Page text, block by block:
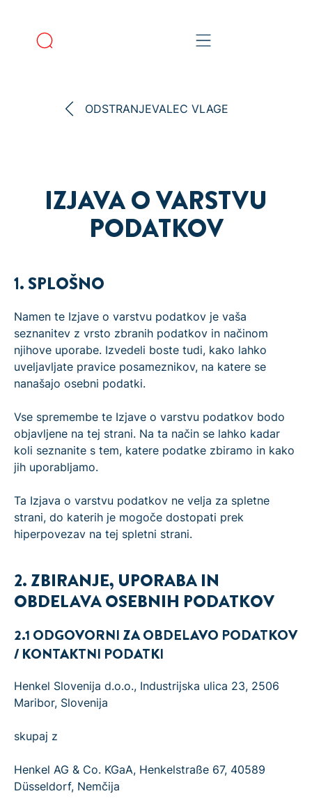
ODSTRANJEVALEC VLAGE
IZJAVA O VARSTVU
PODATKOV
1. SPLOŠNO
Namen te Izjave o varstvu podatkov je vaša
seznanitev z vrsto zbranih podatkov in načinom
njihove uporabe. Izvedeli boste tudi, kako lahko
uveljavljate pravice posameznikov, na katere se
nanašajo osebni podatki.
Vse spremembe te Izjave o varstvu podatkov bodo
objavljene na tej strani. Na ta način se lahko kadar
koli seznanite s tem, katere podatke zbiramo in kako
jih uporabljamo.
Ta Izjava o varstvu podatkov ne velja za spletne
strani, do katerih je mogoče dostopati prek
hiperpovezav na tej spletni strani.
2. ZBIRANJE, UPORABA IN
OBDELAVA OSEBNIH PODATKOV
2.1 ODGOVORNI ZA OBDELAVO PODATKOV
/ KONTAKTNI PODATKI
Henkel Slovenija d.o.o., Industrijska ulica 23, 2506
Maribor, Slovenija
skupaj z
Henkel AG & Co. KGaA, Henkelstraße 67, 40589
Düsseldorf, Nemčija